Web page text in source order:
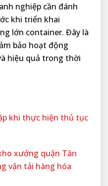
nghiệp cần đánh
khi triển khai
lớn container. Đây là
bảo hoạt động
hiệu quả trong thời
khi thực hiện thủ tục
xưởng quận Tân
vận tải hàng hóa